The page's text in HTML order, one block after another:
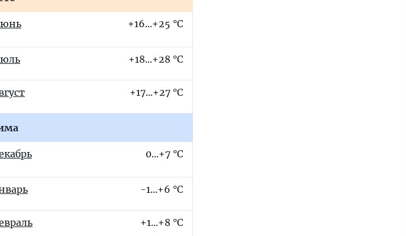
+16...+25 °C
+18...+28 °C
+17...+27 °C
0...+7 °C
-1...+6 °C
+1...+8 °C